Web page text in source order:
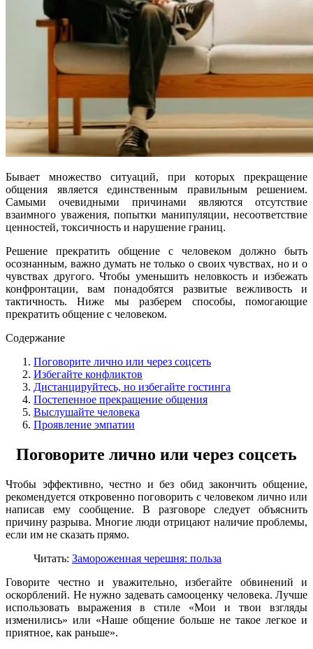
Бывает множество ситуаций, при которых прекращение
общения является единственным правильным решением.
Самыми очевидными причинами являются отсутствие
взаимного уважения, попытки манипуляции, несоответствие
ценностей, токсичность и нарушение границ.
Решение прекратить общение с человеком должно быть
осознанным, важно думать не только о своих чувствах, но и о
чувствах другого. Чтобы уменьшить неловкость и избежать
конфронтации, вам понадобятся развитые вежливость и
тактичность. Ниже мы разберем способы, помогающие
прекратить общение с человеком.
Содержание
Поговорите лично или через соцсеть
Избегайте конфликтов
Дистанцируйтесь, но избегайте гостинга
Постепенное прекращение общения
Выслушайте человека
Проявление эмпатии
Поговорите лично или через соцсеть
Чтобы эффективно, честно и без обид закончить общение,
рекомендуется откровенно поговорить с человеком лично или
написав ему сообщение. В разговоре следует объяснить
причину разрыва. Многие люди отрицают наличие проблемы,
если им не сказать прямо.
Читать: Замороженная черешня: польза
Говорите честно и уважительно, избегайте обвинений и
оскорблений. Не нужно задевать самооценку человека. Лучше
использовать выражения в стиле «Мои и твои взгляды
изменились» или «Наше общение больше не такое легкое и
приятное, как раньше».